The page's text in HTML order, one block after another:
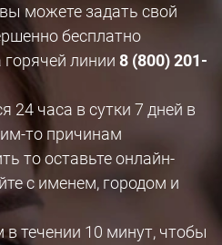
можете задать свой
бесплатно
линии 8 (800) 201-
24 часа в сутки 7 дней в
то причинам
то оставьте онлайн-
с именем, городом и
течении 10 минут, чтобы